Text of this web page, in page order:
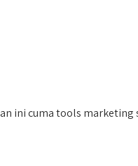
ini cuma tools